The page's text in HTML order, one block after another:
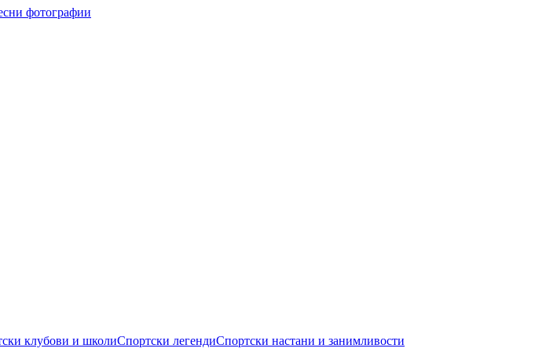
фотографии
клубови и школиСпортски легендиСпортски настани и занимливости